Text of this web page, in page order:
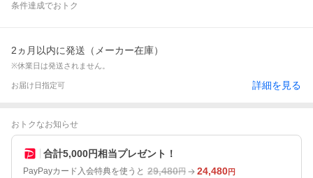
条件達成でおトク
2ヵ月以内に発送（メーカー在庫）
※休業日は発送されません。
お届け日指定可 詳細を見る
おトクなお知らせ
合計5,000円相当プレゼント！
PayPayカード入会特典を使うと 29,480円 24,480円